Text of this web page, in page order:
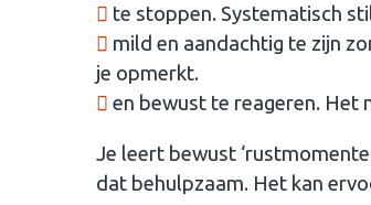
te stoppen. Systematisch
mild en aandachtig te zijn
je opmerkt.
en bewust te reageren. Het
Je leert bewust
dat behulpzaam. Het kan